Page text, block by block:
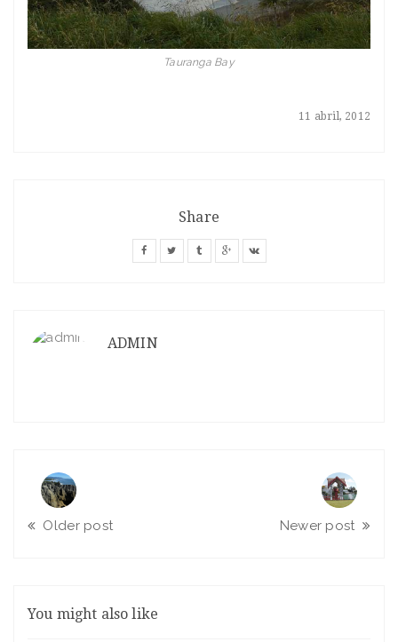
11 abril, 2012
Tauranga Bay
Share
ADMIN
Older post Newer post
You might also like